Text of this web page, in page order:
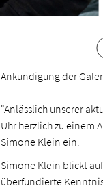
Ankündigung der
"Anlässlich unserer
Uhr herzlich zu einem
Simone Klein ein.
Simone Klein blickt
überfundierte